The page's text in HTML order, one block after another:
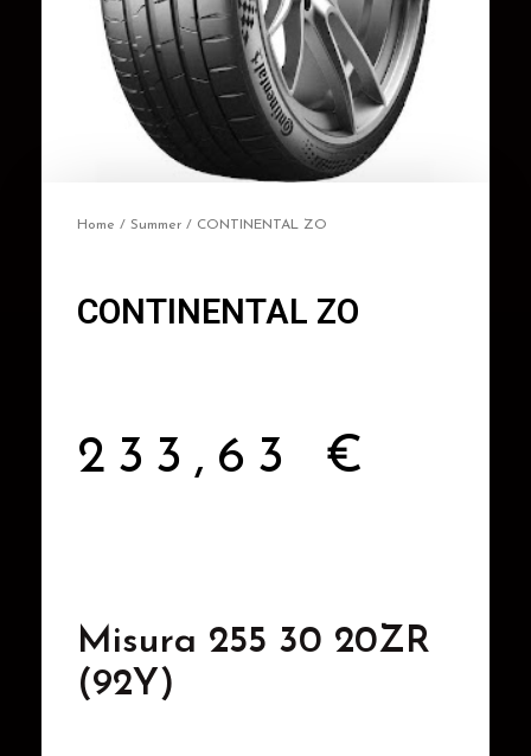
Home / Summer / CONTINENTAL ZO
CONTINENTAL ZO
233,63 €
Misura 255 30 20ZR
(92Y)